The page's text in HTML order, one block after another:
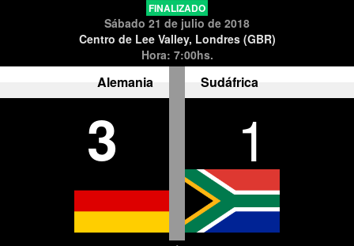
FINALIZADO
Sábado 21 de julio de 2018
Centro de Lee Valley, Londres (GBR)
Hora: 7:00hs.
Alemania Sudáfrica
3 1